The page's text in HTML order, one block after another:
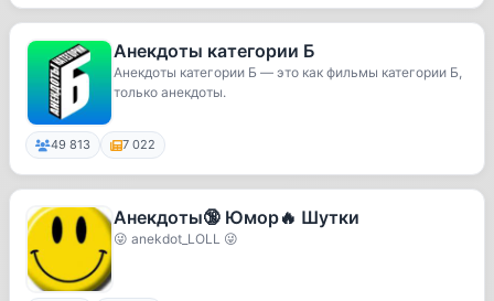
Анекдоты категории Б
Анекдоты категории Б — это как фильмы категории Б,
только анекдоты.
49 813 7 022
Анекдоты🔞 Юмор🔥 Шутки
😜 anekdot_LOLL 😜